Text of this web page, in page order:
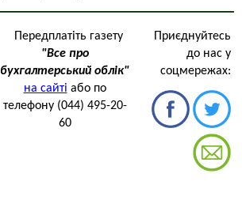
Передплатіть газету
"Все про
бухгалтерський облік"
на сайті або по
телефону (044) 495-20-
60
Приєднуйтесь
до нас у
соцмережах: